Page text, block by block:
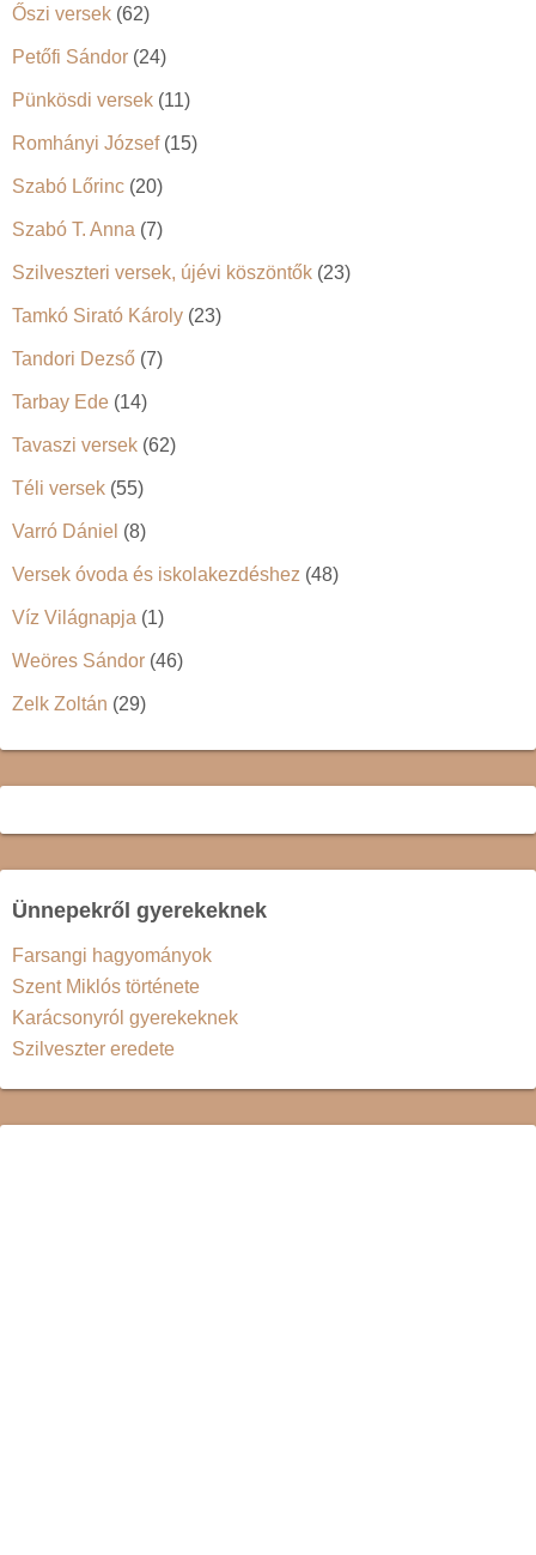
Őszi versek (62)
Petőfi Sándor (24)
Pünkösdi versek (11)
Romhányi József(15)
Szabó Lőrinc (20)
Szabó T. Anna (7)
Szilveszteri versek, újévi köszöntők (23)
Tamkó Sirató Károly (23)
Tandori Dezső (7)
Tarbay Ede (14)
Tavaszi versek (62)
Téli versek (55)
Varró Dániel (8)
Versek óvoda és iskolakezdéshez (48)
Víz Világnapja (1)
Weöres Sándor (46)
Zelk Zoltán (29)
Ünnepekről gyerekeknek
Farsangi hagyományok
Szent Miklós története
Karácsonyról gyerekeknek
Szilveszter eredete